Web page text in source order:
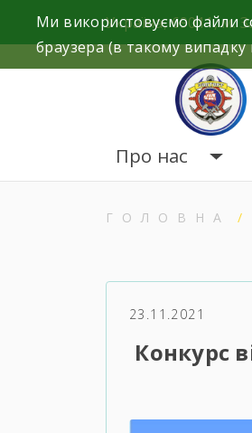
content
Україна, 69011, м.
Про нас
ГОЛОВНА
23.11.2021
Конкурс
Ми використовуємо файли
браузера (в такому